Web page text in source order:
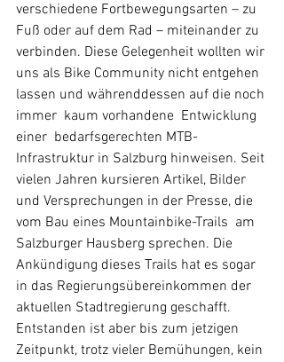
verschiedene Fortbewegungsarten – zu
Fuß oder auf dem Rad – miteinander zu
verbinden. Diese Gelegenheit wollten wir
uns als Bike Community nicht entgehen
lassen und währenddessen auf die noch
immer  kaum vorhandene  Entwicklung
einer  bedarfsgerechten MTB-
Infrastruktur in Salzburg hinweisen. Seit
vielen Jahren kursieren Artikel, Bilder
und Versprechungen in der Presse, die
vom Bau eines Mountainbike-Trails  am
Salzburger Hausberg sprechen. Die
Ankündigung dieses Trails hat es sogar
in das Regierungsübereinkommen der
aktuellen Stadtregierung geschafft.
Entstanden ist aber bis zum jetzigen
Zeitpunkt, trotz vieler Bemühungen, kein